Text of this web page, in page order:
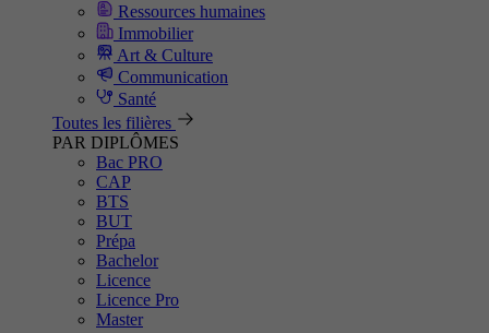
Ressources humaines
Immobilier
Art & Culture
Communication
Santé
Toutes les filières
PAR DIPLÔMES
Bac PRO
CAP
BTS
BUT
Prépa
Bachelor
Licence
Licence Pro
Master